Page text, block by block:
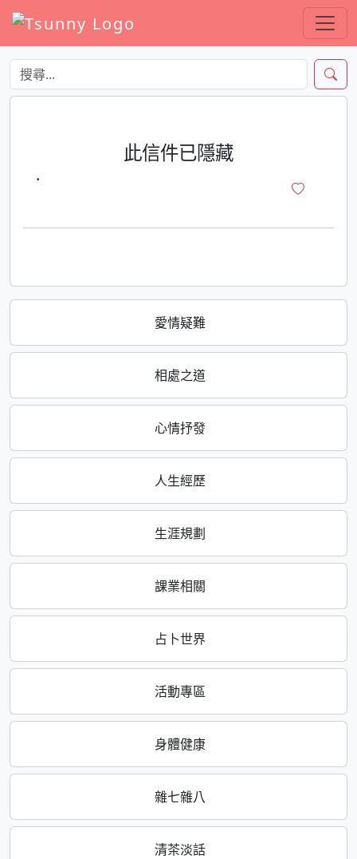
愛情疑難
相處之道
心情抒發
人生經歷
生涯規劃
課業相關
占卜世界
活動專區
身體健康
雜七雜八
清茶淡話
此信件已隱藏
·